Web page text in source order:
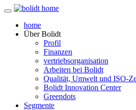
home
ÜberBolidt
Profil
Finanzen
vertriebsorganisation
Arbeiten bei Bolidt
Qualität, Umwelt und ISO-
Bolidt Innovation Center
Greendots
Segmente